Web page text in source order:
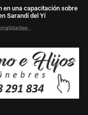
en una capacitación sobre
Sarandí del Yí